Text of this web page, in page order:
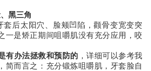
黑三角
套后太阳穴、脸颊凹陷，颧骨变宽变突
一是矫正期间咀嚼肌没有充分应用，咬
有办法拯救和预防的 ，详细可以参考我
简而言之：充分锻炼咀嚼肌，牙套脸自